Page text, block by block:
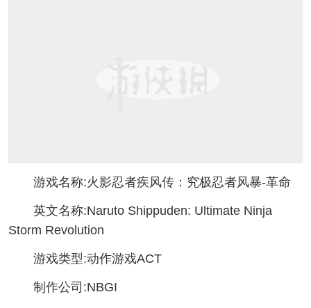
游戏名称:火影忍者疾风传：究极忍者风暴-革命
英文名称:Naruto Shippuden: Ultimate Ninja
Storm Revolution
游戏类型:动作游戏ACT
制作公司:NBGI